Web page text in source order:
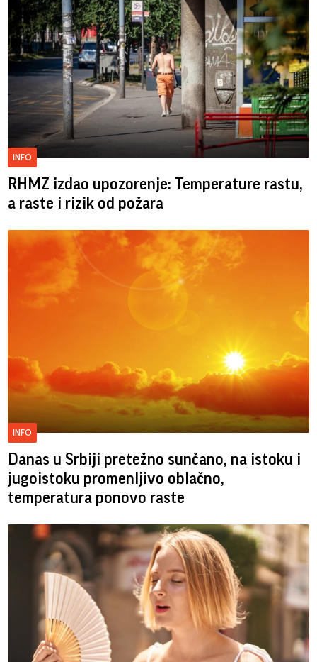
INFO
RHMZ izdao upozorenje: Temperature rastu,
a raste i rizik od požara
INFO
Danas u Srbiji pretežno sunčano, na istoku i
jugoistoku promenljivo oblačno,
temperatura ponovo raste